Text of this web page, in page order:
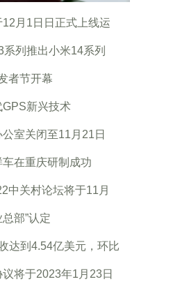
月1日日正式上线运
列推出小米14系列
者节开幕
新兴技术
室关闭至11月21日
在重庆研制成功
中关村论坛将于11月
部”认定
达到4.54亿美元，环比
将于2023年1月23日